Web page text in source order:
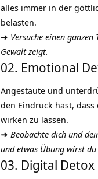
alles immer in der
belasten.
➜ Versuche einen
Gewaltzeigt.
02. Emotional
Angestaute und
den Eindruck hast,
wirken zu lassen.
➜ Beobachte dich und
und etwas Übung wirst
03. Digital Detox